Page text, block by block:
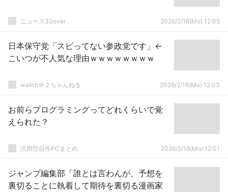
ニュース30over 2026/2/16(Mo) 12:05
日本保守党「スピってない参政党です」←
こいつが不人気な理由ｗｗｗｗｗｗｗｗ
watch＠２ちゃんねる 2026/2/16(Mo) 12:03
お前らプログラミングってどれくらいで覚
えられた？
汎用型自作PCまとめ 2026/2/16(Mo) 12:01
ジャンプ編集部「誰とは言わんが、予想を
裏切ることに執着して期待を裏切る漫画家